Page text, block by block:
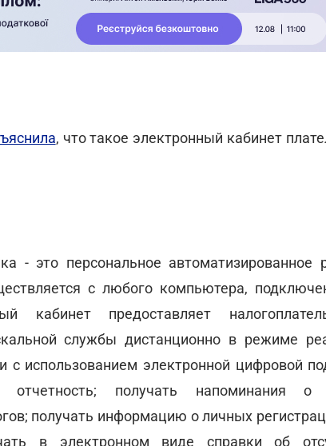
, что такое электронный кабинет
- это персональное автоматизированное
с любого компьютера,
кабинет предоставляет
службы дистанционно в режиме
с использованием электронной цифровой
отчетность; получать напоминания о
получать информацию о личных
в электронном виде справки об